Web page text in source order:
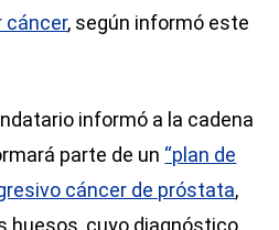
cáncer, según informó este
informó a la cadena
parte de un “plan de
cáncer de próstata,
huesos, cuyo diagnóstico